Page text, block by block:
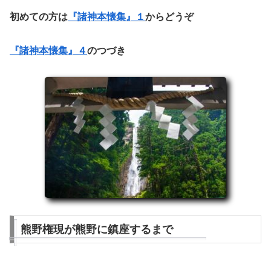
初めての方は 『諸神本懐集』１からどうぞ
『諸神本懐集』４のつづき
熊野権現が熊野に鎮座するまで